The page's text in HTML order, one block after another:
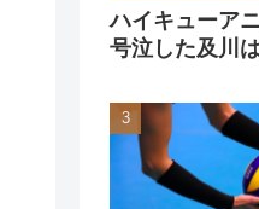
ハイキューア
号泣した及川